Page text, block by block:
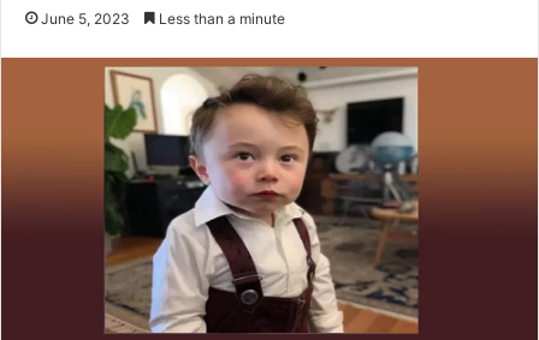
June 5, 2023 Less than a minute